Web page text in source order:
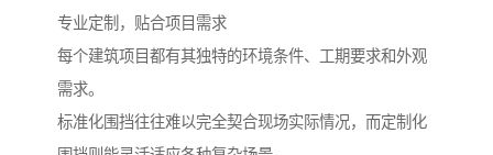
专业定制，贴合项目需求
每个建筑项目都有其独特的环境条件、工期要求和外观
需求。
标准化围挡往往难以完全契合现场实际情况，而定制化